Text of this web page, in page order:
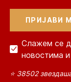
Слажем се
новостима
⭐ 38502